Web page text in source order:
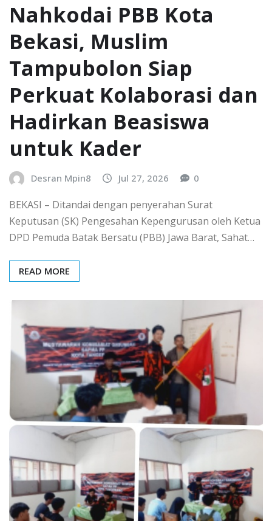
Nahkodai PBB Kota
Bekasi, Muslim
Tampubolon Siap
Perkuat Kolaborasi dan
Hadirkan Beasiswa
untuk Kader
Desran Mpin8 Jul 27, 2026 0
BEKASI – Ditandai dengan penyerahan Surat
Keputusan (SK) Pengesahan Kepengurusan oleh Ketua
DPD Pemuda Batak Bersatu (PBB) Jawa Barat, Sahat…
READ MORE